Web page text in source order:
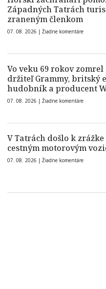
Západných Tatrách
zraneným členkom
07. 08. 2026 | Žiadne komentáre
Vo veku 69 rokov
držiteľ Grammy, britský
hudobník a producent
07. 08. 2026 | Žiadne komentáre
V Tatrách došlo k
cestným motorovým
07. 08. 2026 | Žiadne komentáre